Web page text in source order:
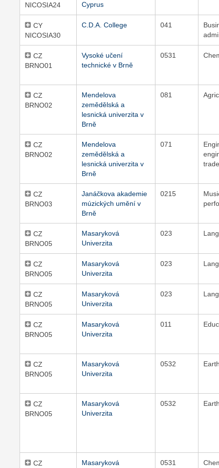
NICOSIA24
Cyprus
CY
NICOSIA30
C.D.A. College 041
CZ
BRNO01
Vysoké učení
technické v Brně
0531
CZ
BRNO02
Mendelova
zemědělská a
lesnická univerzita v
Brně
081
CZ
BRNO02
Mendelova
zemědělská a
lesnická univerzita v
Brně
071
CZ
BRNO03
Janáčkova akademie
múzických umění v
Brně
0215
CZ
BRNO05
Masaryková
Univerzita
023
CZ
BRNO05
Masaryková
Univerzita
023
CZ
BRNO05
Masaryková
Univerzita
023
CZ
BRNO05
Masaryková
Univerzita
011
CZ
BRNO05
Masaryková
Univerzita
0532
CZ
BRNO05
Masaryková
Univerzita
0532
CZ
Masaryková
0531